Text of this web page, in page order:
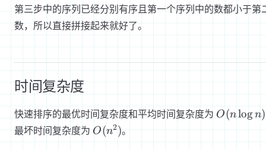
第三步中的序列已经分别有序且第一个序列中的数都小于第
数，所以直接拼接起来就好了。
时间复杂度
快速排序的最优时间复杂度和平均时间复杂度为 O(n\log
O(nlogn)
最坏时间复杂度为 O(n^2)
O(n2)。